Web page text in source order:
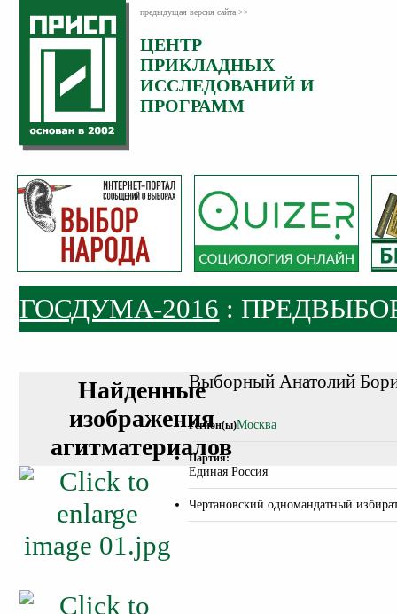
предыдущая версия сайта >>
ЦЕНТР
ПРИКЛАДНЫХ
ИССЛЕДОВАНИЙ И
ПРОГРАММ
ГОСДУМА-2016 :
Выборный Анатолий
Регион(ы)Москва
Партия:
Единая Россия
Чертановский одномандатный
Найденные
изображения
агитматериалов